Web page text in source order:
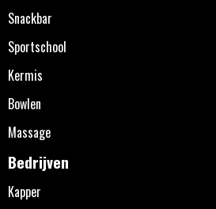
Snackbar
Sportschool
Kermis
Bowlen
Massage
Bedrijven
Kapper